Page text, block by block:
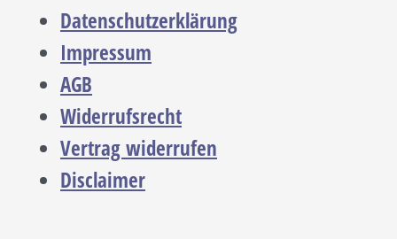
Datenschutzerklärung
Impressum
AGB
Widerrufsrecht
Vertrag widerrufen
Disclaimer